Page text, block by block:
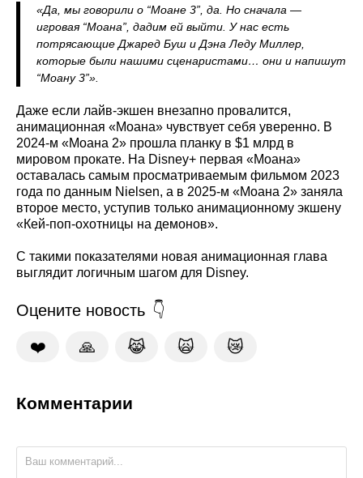
«Да, мы говорили о “Моане 3”, да. Но сначала —
игровая “Моана”, дадим ей выйти. У нас есть
потрясающие Джаред Буш и Дэна Леду Миллер,
которые были нашими сценаристами… они и напишут
“Моану 3”».
Даже если лайв-экшен внезапно провалится,
анимационная «Моана» чувствует себя уверенно. В
2024-м «Моана 2» прошла планку в $1 млрд в
мировом прокате. На Disney+ первая «Моана»
оставалась самым просматриваемым фильмом 2023
года по данным Nielsen, а в 2025-м «Моана 2» заняла
второе место, уступив только анимационному экшену
«Кей-поп-охотницы на демонов».
С такими показателями новая анимационная глава
выглядит логичным шагом для Disney.
Оцените новость
❤️ 🙏 😹 🙀 😿
Комментарии